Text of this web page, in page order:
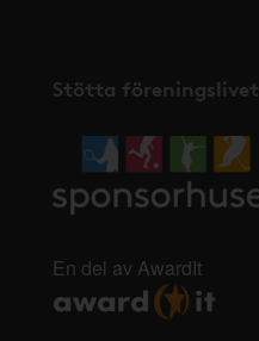
Stötta föreningslivet
En del av AwardIt